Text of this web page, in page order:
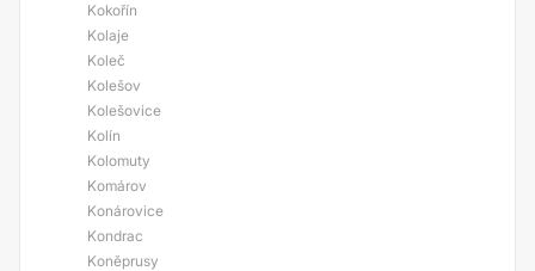
Kokořín
Kolaje
Koleč
Kolešov
Kolešovice
Kolín
Kolomuty
Komárov
Konárovice
Kondrac
Koněprusy